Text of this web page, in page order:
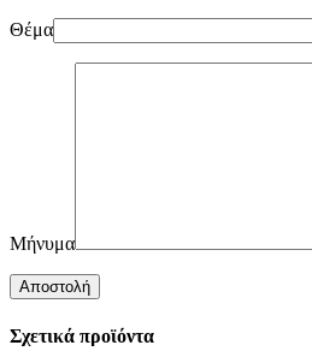
Θέμα
Μήνυμα
Σχετικά προϊόντα